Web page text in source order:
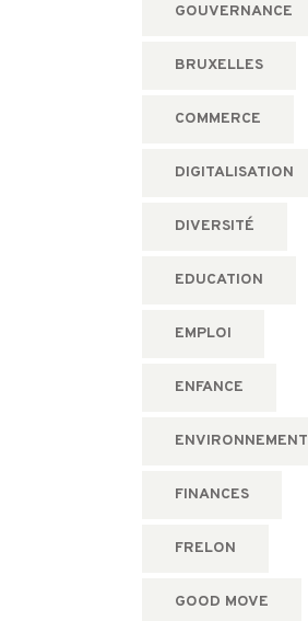
GOUVERNANCE
BRUXELLES
COMMERCE
DIGITALISATION
DIVERSITÉ
EDUCATION
EMPLOI
ENFANCE
ENVIRONNEMENT
FINANCES
FRELON
GOOD MOVE